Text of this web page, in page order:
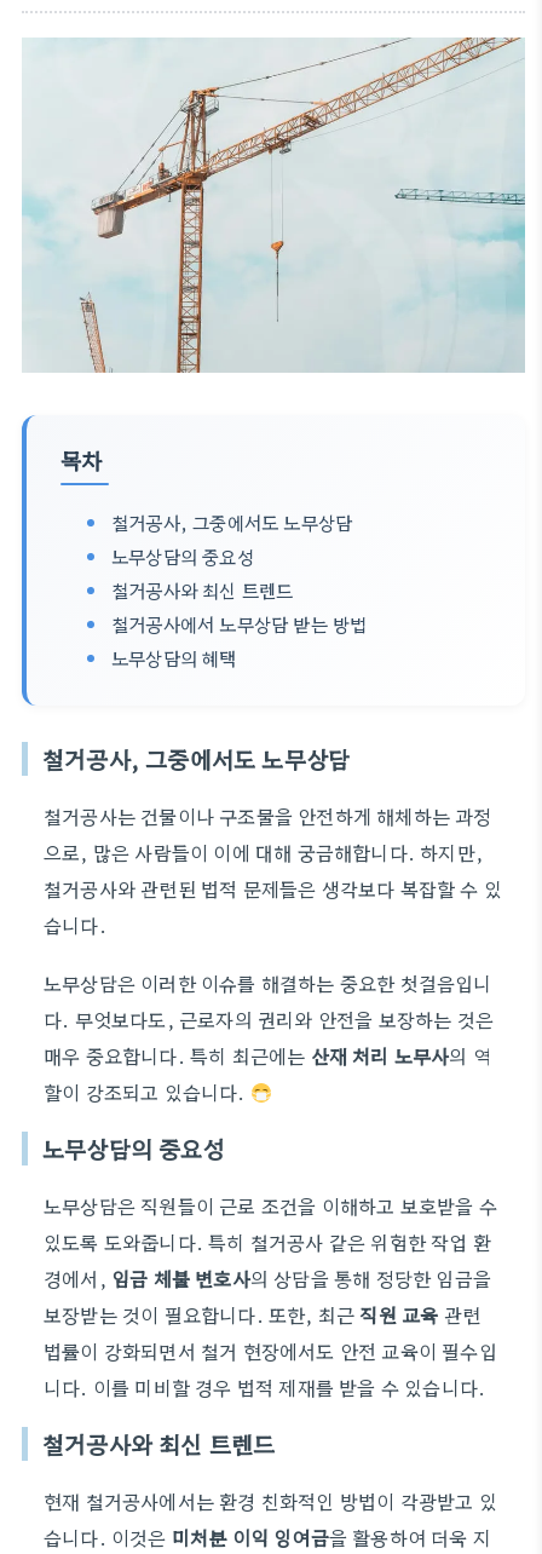
목차
철거공사, 그중에서도 노무상담
노무상담의 중요성
철거공사와 최신 트렌드
철거공사에서 노무상담 받는 방법
노무상담의 혜택
철거공사, 그중에서도 노무상담
철거공사는 건물이나 구조물을 안전하게 해체하는 과정
으로, 많은 사람들이 이에 대해 궁금해합니다. 하지만,
철거공사와 관련된 법적 문제들은 생각보다 복잡할 수 있
습니다.
노무상담은 이러한 이슈를 해결하는 중요한 첫걸음입니
다. 무엇보다도, 근로자의 권리와 안전을 보장하는 것은
매우 중요합니다. 특히 최근에는 산재 처리 노무사의 역
할이 강조되고 있습니다.
노무상담의 중요성
노무상담은 직원들이 근로 조건을 이해하고 보호받을 수
있도록 도와줍니다. 특히 철거공사 같은 위험한 작업 환
경에서, 임금 체불 변호사의 상담을 통해 정당한 임금을
보장받는 것이 필요합니다. 또한, 최근 직원 교육 관련
법률이 강화되면서 철거 현장에서도 안전 교육이 필수입
니다. 이를 미비할 경우 법적 제재를 받을 수 있습니다.
철거공사와 최신 트렌드
현재 철거공사에서는 환경 친화적인 방법이 각광받고 있
습니다. 이것은 미처분 이익 잉여금을 활용하여 더욱 지